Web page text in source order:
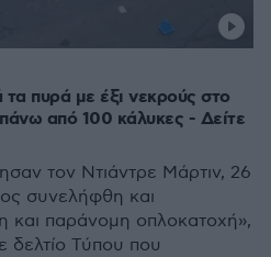
πυρά με έξι νεκρούς στο
από 100 κάλυκες - Δείτε
τον Ντιάντρε Μάρτιν, 26
συνελήφθη και
και παράνομη οπλοκατοχή»,
δελτίο Τύπου που